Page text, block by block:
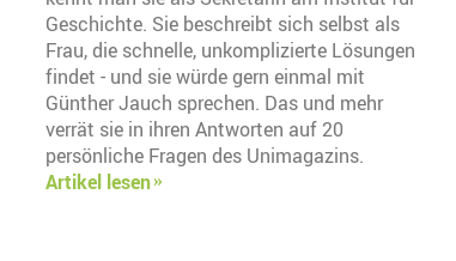
Geschichte. Sie beschreibt sich selbst als
Frau, die schnelle, unkomplizierte Lösungen
findet - und sie würde gern einmal mit
Günther Jauch sprechen. Das und mehr
verrät sie in ihren Antworten auf 20
persönliche Fragen des Unimagazins.
Artikel lesen